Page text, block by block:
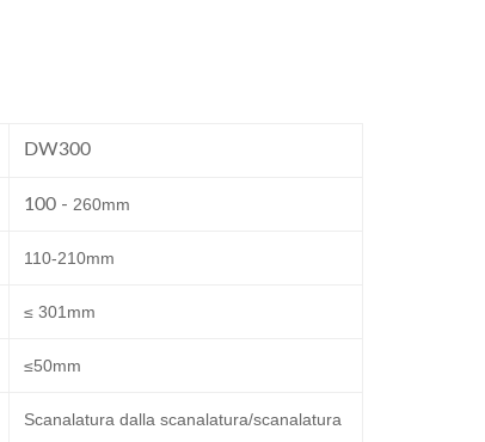
DW300
100 - 260mm
110-210mm
≤ 301mm
≤50mm
Scanalatura dalla scanalatura/scanalatura